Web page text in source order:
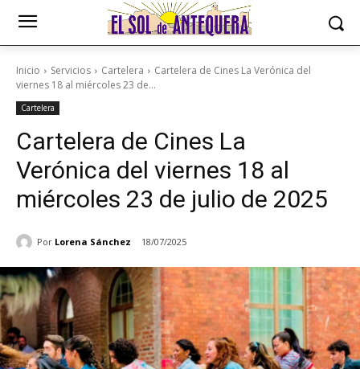
Inicio Servicios Cartelera
Cartelera de Cines La Verónica del
viernes 18 al miércoles 23 de...
Cartelera
Cartelera de Cines La
Verónica del viernes 18 al
miércoles 23 de julio de 2025
Por Lorena Sánchez 18/07/2025